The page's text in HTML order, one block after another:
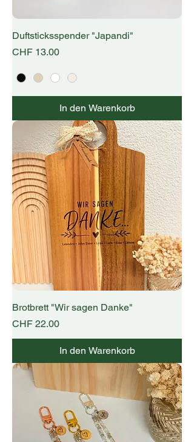
Duftsticksspender "Japandi"
Preis
CHF 13.00
In den Warenkorb
Brotbrett "Wir sagen Danke"
Preis
CHF 22.00
In den Warenkorb